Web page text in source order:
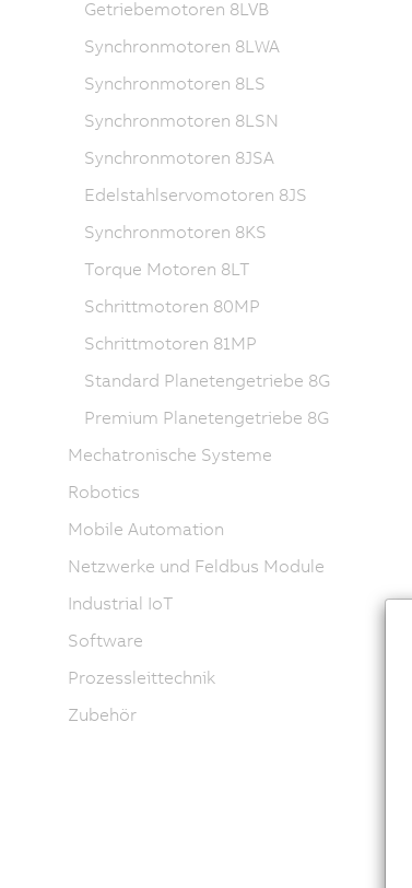
Getriebemotoren 8LVB
Synchronmotoren 8LWA
Synchronmotoren 8LS
Synchronmotoren 8LSN
Synchronmotoren 8JSA
Edelstahlservomotoren 8JS
Synchronmotoren 8KS
Torque Motoren 8LT
Schrittmotoren 80MP
Schrittmotoren 81MP
Standard Planetengetriebe 8G
Premium Planetengetriebe 8G
Mechatronische Systeme
Robotics
Mobile Automation
Netzwerke und Feldbus Module
Industrial IoT
Software
Prozessleittechnik
Zubehör